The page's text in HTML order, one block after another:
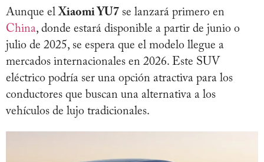
Aunque elXiaomi YU7 se lanzará primero en
China, donde estará disponible a partir de junio o
julio de 2025, se espera que el modelo llegue a
mercados internacionales en 2026. Este SUV
eléctrico podría ser una opción atractiva para los
conductores que buscan una alternativa a los
vehículos de lujo tradicionales.